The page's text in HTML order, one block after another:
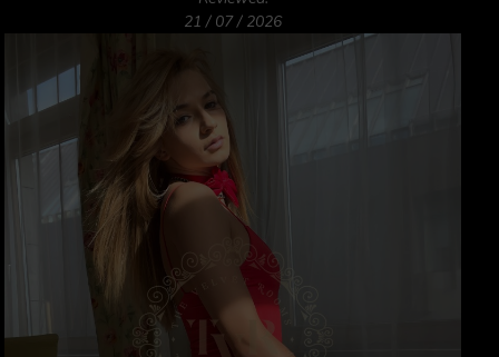
21 / 07 / 2026